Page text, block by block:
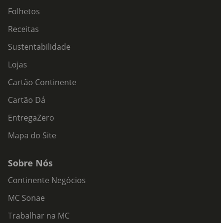
Folhetos
Receitas
Sustentabilidade
Lojas
Cartão Continente
Cartão Dá
EntregaZero
Mapa do Site
Sobre Nós
Continente Negócios
MC Sonae
Trabalhar na MC